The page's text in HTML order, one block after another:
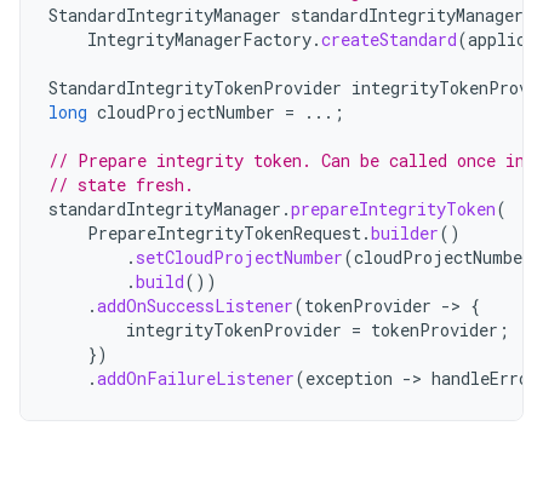
StandardIntegrityManager standardIntegrityManager
IntegrityManagerFactory.createStandard(
StandardIntegrityTokenProvider
long cloudProjectNumber = ...;
// Prepare integrity token. Can be called once in
// state fresh.
standardIntegrityManager .prepareIntegrityToken(
PrepareIntegrityTokenRequest.builder()
. setCloudProjectNumber(cloudProjectNumber
.build())
.addOnSuccessListener(tokenProvider -> {
integrityTokenProvider = tokenProvider ;
})
.addOnFailureListener(exception -> handleError